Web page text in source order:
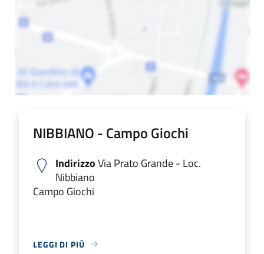
NIBBIANO - Campo Giochi
IndirizzoVia Prato Grande - Loc.
Nibbiano
Campo Giochi
LEGGI DI PIÙ